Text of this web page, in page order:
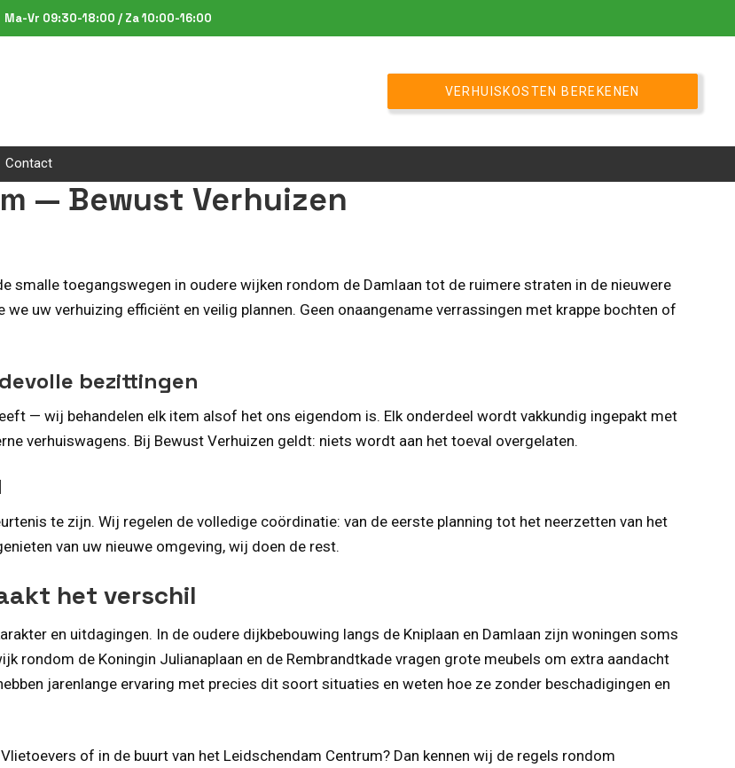
Ma-Vr 09:30-18:00 / Za 10:00-16:00
VERHUISKOSTEN BEREKENEN
Contact
— Bewust Verhuizen
smalle toegangswegen in oudere wijken rondom de Damlaan tot de ruimere straten in de nieuwere
uw verhuizing efficiënt en veilig plannen. Geen onaangename verrassingen met krappe bochten of
bezittingen
— wij behandelen elk item alsof het ons eigendom is. Elk onderdeel wordt vakkundig ingepakt met
verhuiswagens. Bij Bewust Verhuizen geldt: niets wordt aan het toeval overgelaten.
te zijn. Wij regelen de volledige coördinatie: van de eerste planning tot het neerzetten van het
van uw nieuwe omgeving, wij doen de rest.
het verschil
en uitdagingen. In de oudere dijkbebouwing langs de Kniplaan en Damlaan zijn woningen soms
rondom de Koningin Julianaplaan en de Rembrandtkade vragen grote meubels om extra aandacht
jarenlange ervaring met precies dit soort situaties en weten hoe ze zonder beschadigingen en
of in de buurt van het Leidschendam Centrum? Dan kennen wij de regels rondom